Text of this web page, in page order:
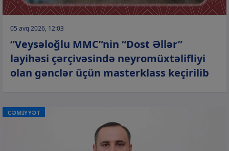
05 avq 2026, 12:03
“Veysəloğlu MMC”nin “Dost Əllər”
layihəsi çərçivəsində neyromüxtəlifliyi
olan gənclər üçün masterklass keçirilib
CƏMİYYƏT